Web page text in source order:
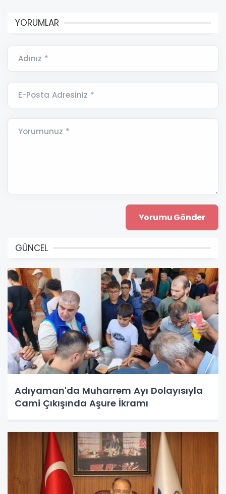
YORUMLAR
Adınız *
E-Posta Adresiniz *
Yorumunuz *
GÜNCEL
Adıyaman'da Muharrem Ayı Dolayısıyla
Cami Çıkışında Aşure İkramı